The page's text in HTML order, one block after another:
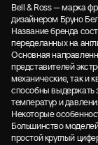
Bell & Ross — марка
дизайнером Бруно
Название бренда
переделанных на
Основная
представителей
механические, так и
способны выдержать
температур и
Некоторые
Большинство
простой круглый